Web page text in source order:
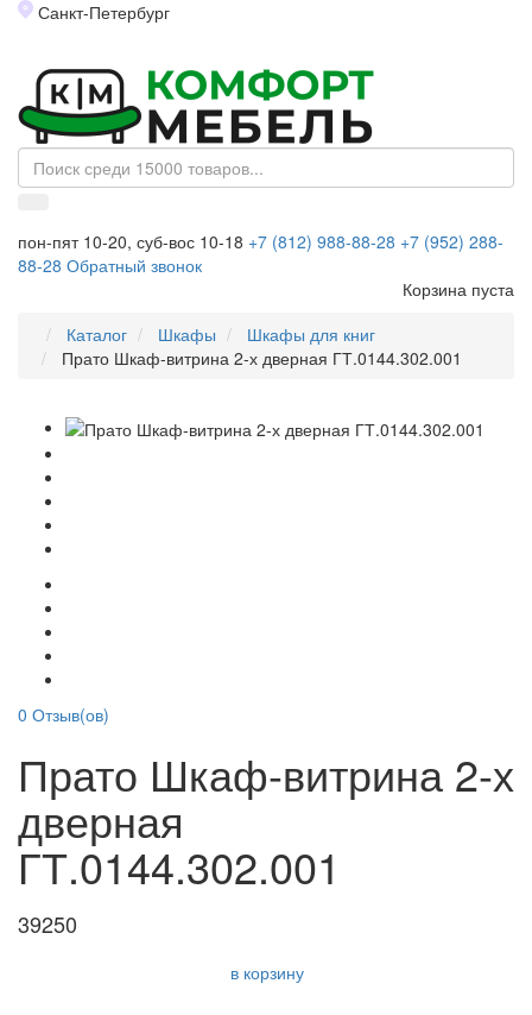
Санкт-Петербург
пон-пят 10-20, суб-вос 10-18 +7 (812) 988-88-28 +7 (952) 288-
88-28 Обратный звонок
Корзина пуста
Каталог
Шкафы
Шкафы для книг
Прато Шкаф-витрина 2-х дверная ГТ.0144.302.001
0 Отзыв(ов)
Прато Шкаф-витрина 2-х
дверная
ГТ.0144.302.001
39250
в корзину